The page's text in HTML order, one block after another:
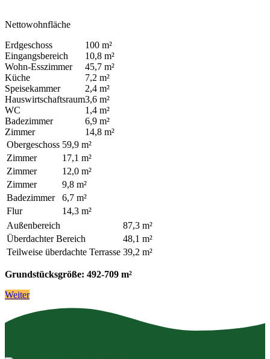
Nettowohnfläche
Erdgeschoss
100 m²
Eingangsbereich
10,8 m²
Wohn-Esszimmer
45,7 m²
Küche
7,2 m²
Speisekammer
2,4 m²
Hauswirtschaftsraum3,6 m²
WC
1,4 m²
Badezimmer
6,9 m²
Zimmer
14,8 m²
Obergeschoss 59,9 m²
Zimmer
17,1 m²
Zimmer
12,0 m²
Zimmer
9,8 m²
Badezimmer
6,7 m²
Flur
14,3 m²
Außenbereich
87,3 m²
Überdachter Bereich
48,1 m²
Teilweise überdachte Terrasse 39,2 m²
Grundstücksgröße: 492-709 m²
Weiter